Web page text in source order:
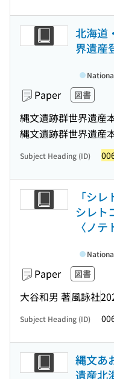
北海道
界遺産
Paper 図書
縄文遺跡群世界遺産
縄文遺跡群世界遺産
Subject Heading (ID)
「シ
シレト
〈ノ
Paper 図書
大谷和男 著風詠社
Subject Heading (ID)
縄文あ
遺産北